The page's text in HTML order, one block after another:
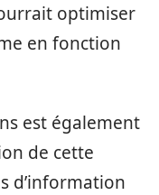
optimiser
en fonction
est également
de cette
d’information